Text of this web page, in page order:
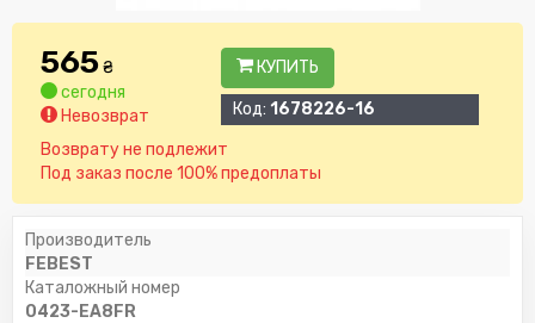
565₴
сегодня
Невозврат
КУПИТЬ
Код: 1678226-16
Возврату не подлежит
Под заказ после 100% предоплаты
Производитель
FEBEST
Каталожный номер
0423-EA8FR